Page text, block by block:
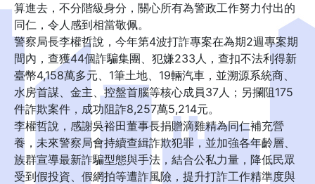
算進去，不分階級身分，關心所有為警政工作努力付出的
同仁，令人感到相當敬佩。
警察局長李權哲說，今年第4波打詐專案在為期2週專案期
間內，查獲44個詐騙集團、犯嫌233人，查扣不法利得新
臺幣4,158萬多元、1筆土地、19輛汽車，並溯源系統商、
水房首謀、金主、控盤首腦等核心成員37人；另攔阻175
件詐欺案件，成功阻詐8,257萬5,214元。
李權哲說，感謝吳裕田董事長捐贈滴雞精為同仁補充營
養，未來警察局會持續查緝詐欺犯罪，並加強各年齡層、
族群宣導最新詐騙型態與手法，結合公私力量，降低民眾
受到假投資、假網拍等遭詐風險，提升打詐工作精準度與